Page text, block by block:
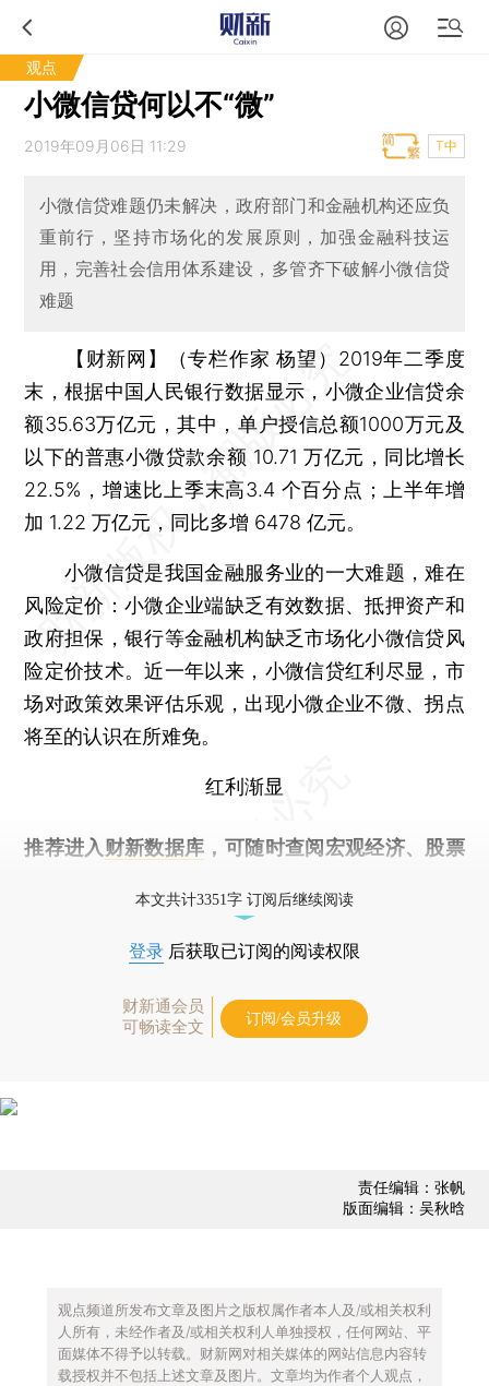
观点
小微信贷何以不“微”
2019年09月06日 11:29 T中
小微信贷难题仍未解决，政府部门和金融机构还应负
重前行，坚持市场化的发展原则，加强金融科技运
用，完善社会信用体系建设，多管齐下破解小微信贷
难题
【财新网】（专栏作家 杨望） 2019年二季度
末，根据中国人民银行数据显示，小微企业信贷余
额35.63万亿元，其中，单户授信总额1000万元及
以下的普惠小微贷款余额 10.71 万亿元，同比增长
22.5%，增速比上季末高3.4 个百分点；上半年增
加 1.22 万亿元，同比多增 6478 亿元。
小微信贷是我国金融服务业的一大难题，难在
风险定价：小微企业端缺乏有效数据、抵押资产和
政府担保，银行等金融机构缺乏市场化小微信贷风
险定价技术。近一年以来，小微信贷红利尽显，市
场对政策效果评估乐观，出现小微企业不微、拐点
将至的认识在所难免。
红利渐显
推荐进入 财新数据库 ，可随时查阅宏观经济、股票
本文共计3351字 订阅后继续阅读
登录 后获取已订阅的阅读权限
财新通会员
可畅读全文
订阅/会员升级
责任编辑：张帆
版面编辑：吴秋晗
观点频道所发布文章及图片之版权属作者本人及/或相关权利
人所有，未经作者及/或相关权利人单独授权，任何网站、平
面媒体不得予以转载。财新网对相关媒体的网站信息内容转
载授权并不包括上述文章及图片。文章均为作者个人观点，